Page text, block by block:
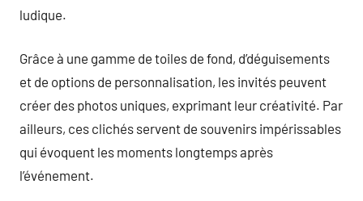
ludique.
Grâce à une gamme de toiles de fond, d’déguisements
et de options de personnalisation, les invités peuvent
créer des photos uniques, exprimant leur créativité. Par
ailleurs, ces clichés servent de souvenirs impérissables
qui évoquent les moments longtemps après
l’événement.